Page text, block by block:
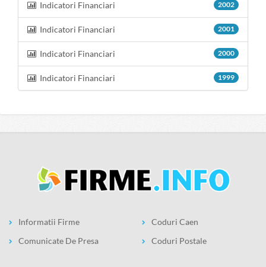
Indicatori Financiari 2002
Indicatori Financiari 2001
Indicatori Financiari 2000
Indicatori Financiari 1999
Informatii Firme
Comunicate De Presa
Coduri Caen
Coduri Postale